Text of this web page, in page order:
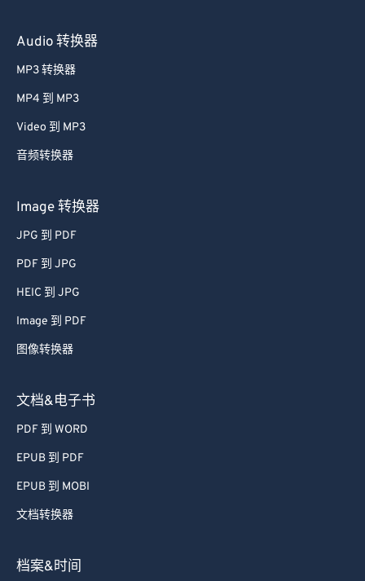
Audio 转换器
MP3 转换器
MP4 到 MP3
Video 到 MP3
音频转换器
Image 转换器
JPG 到 PDF
PDF 到 JPG
HEIC 到 JPG
Image 到 PDF
图像转换器
文档&电子书
PDF 到 WORD
EPUB 到 PDF
EPUB 到 MOBI
文档转换器
档案&时间